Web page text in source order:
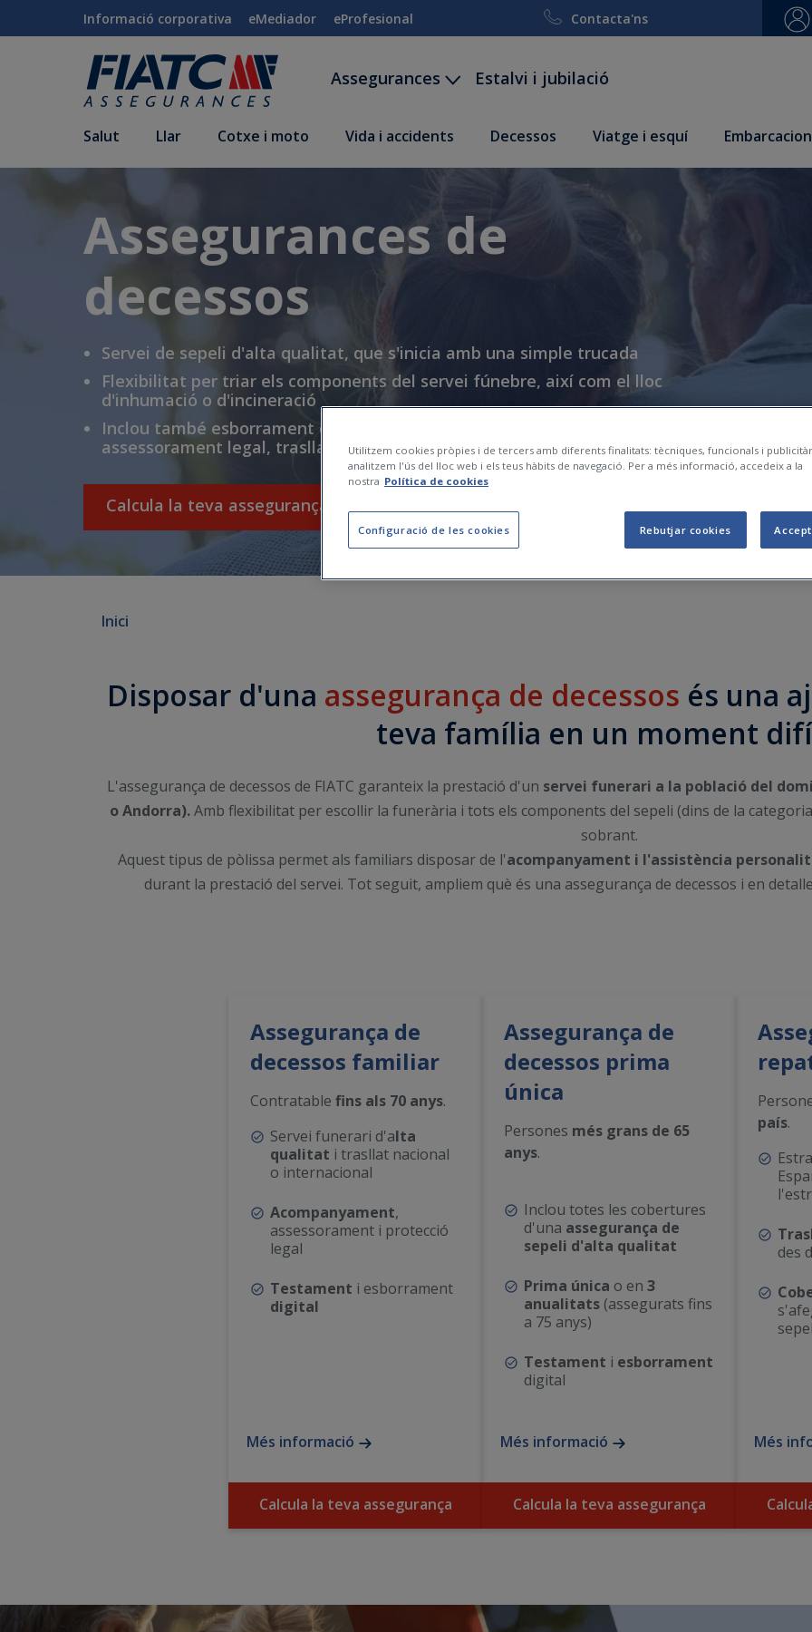
Salta al contingut principal
Informació corporativa eMediador eProfesional Contacta'ns
Assegurances Estalvi i jubilació
Salut Llar Cotxe i moto Vida i accidents Decessos Viatge i esquí
Assegurances de
decessos
Servei de sepeli d'alta qualitat, que s'inicia amb una simple trucada
Flexibilitat per triar els components del servei fúnebre, així com el lloc
d'inhumació o d'incineració
Inclou també esborrament digital, testament en línia i vital,
assessorament legal, trasllats, assistència en viatge...
Calcula la teva assegurança Et truquem?
Inici
Disposar d'una assegurança de decessos és una
teva família en un moment
L'assegurança de decessos de FIATC garanteix la prestació d'un servei funerari a la població del
o Andorra).Amb flexibilitat per escollir la funerària i tots els components del sepeli (dins de la
sobrant.
Aquest tipus de pòlissa permet als familiars disposar de l'acompanyament i l'assistència
durant la prestació del servei. Tot seguit, ampliem què és una assegurança de decessos i en
Assegurança de
decessos familiar
Contratable fins als 70 anys.
Servei funerari d'alta
qualitat i trasllat nacional
o internacional
Acompanyament,
assessorament i protecció
legal
Testament i esborrament
digital
Més informació
Calcula la teva assegurança
Assegurança de
decessos prima
única
Persones més grans de 65
anys.
Inclou totes les cobertures
d'una assegurança de
sepeli d'alta qualitat
Prima única o en 3
anualitats (assegurats fins
a 75 anys)
Testament i esborrament
digital
Més informació
Calcula la teva assegurança
país.
des
Més
Utilitzem cookies pròpies i de tercers amb diferents finalitats: tècniques, funcionals i
analitzem l'ús del lloc web i els teus hàbits de navegació. Per a més informació, accedeix a la
nostra Política de cookies
Configuració de les cookies Rebutjar cookies